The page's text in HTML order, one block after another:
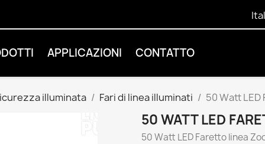
APPLICAZIONI CONTATTO
illuminata Fari di linea illuminati 50 Watt
50 WATT LED
50 Watt LED Faretto linea